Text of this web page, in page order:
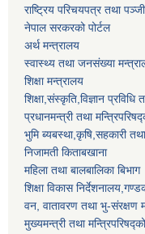
राष्ट्रिय परिचयपत्र तथा
नेपाल सरकरको पोर्टल
अर्थ मन्त्रालय
स्वास्थ्य तथा जनसंख्या
शिक्षा मन्त्रालय
शिक्षा,संस्कृति,विज्ञान
प्रधानमन्त्री तथा
भुमि ब्यबस्था,कृषि,सहकारी
निजामती किताबखाना
महिला तथा बालबालिका बिभाग
शिक्षा विकास
वन, वातावरण तथा भु-संरक्षण
मुख्यमन्त्री तथा